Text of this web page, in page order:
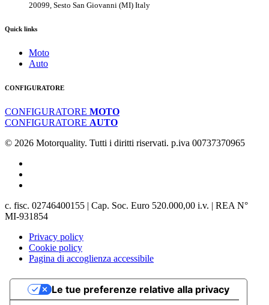
20099, Sesto San Giovanni (MI) Italy
Quick links
Moto
Auto
CONFIGURATORE
CONFIGURATORE MOTO
CONFIGURATORE AUTO
© 2026 Motorquality. Tutti i diritti riservati. p.iva 00737370965
c. fisc. 02746400155 | Cap. Soc. Euro 520.000,00 i.v. | REA N°
MI-931854
Privacy policy
Cookie policy
Pagina di accoglienza accessibile
Le tue preferenze relative alla privacy